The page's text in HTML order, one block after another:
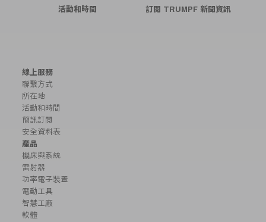
活動和時間 訂閱 TRUMPF 新聞資訊
線上服務
聯繫方式
所在地
活動和時間
簡訊訂閱
安全資料表
產品
機床與系統
雷射器
功率電子裝置
電動工具
智慧工廠
軟體